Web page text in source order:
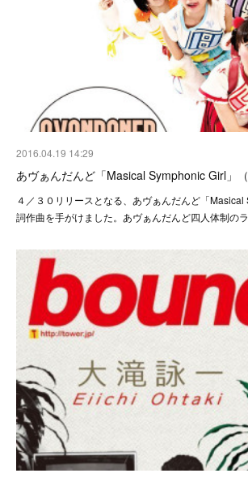
2016.04.19 14:29
あヴぁんだんど「Masical Symphonic Girl」（
４／３０リリースとなる、あヴぁんだんど「
詞作曲を手がけました。あヴぁんだんど四人体制の